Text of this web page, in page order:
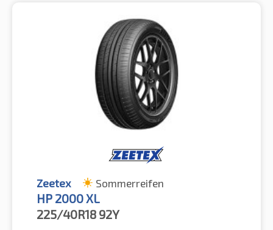
Zeetex Sommerreifen
HP 2000 XL
225/40R18 92Y